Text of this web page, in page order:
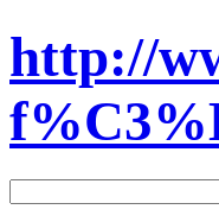
http://